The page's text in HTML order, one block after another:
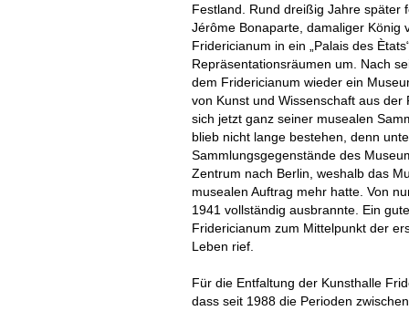
Festland. Rund dreißig Jahre später
Jérôme Bonaparte, damaliger König
Fridericianum in ein „Palais des
Repräsentationsräumen um. Nach
dem Fridericianum wieder ein
von Kunst und Wissenschaft aus
sich jetzt ganz seiner musealen
blieb nicht lange bestehen, denn
Sammlungsgegenstände des
Zentrum nach Berlin, weshalb das
musealen Auftrag mehr hatte. Von
1941 vollständig ausbrannte. Ein
Fridericianum zum Mittelpunkt der
Leben rief.
Für die Entfaltung der Kunsthalle
dass seit 1988 die Perioden